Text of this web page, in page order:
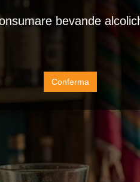
bevande
Conferma